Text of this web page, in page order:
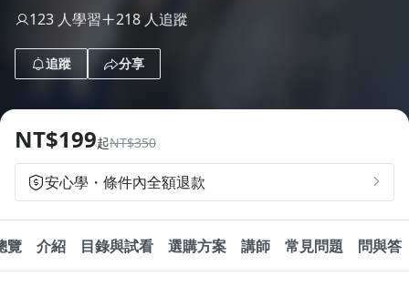
123 人學習 218 人追蹤
追蹤 分享
NT$199起NT$350
安心學・條件內全額退款
覽 介紹 目錄與試看 選購方案 講師 常見問題 問與答
1.25x